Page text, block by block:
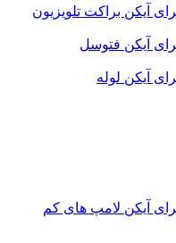
براکت تلویزیون
فتوسل
لوله
لامپ های کم